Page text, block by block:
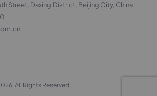
Street, Daxing District, Beijing City, China
All Rights Reserved